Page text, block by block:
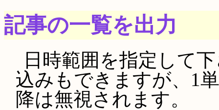
記事の一覧を出力
日時範囲を指定して
込みもできますが、1
降は無視されます。